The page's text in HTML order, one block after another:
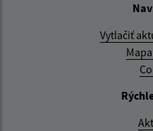
Vytlačiť